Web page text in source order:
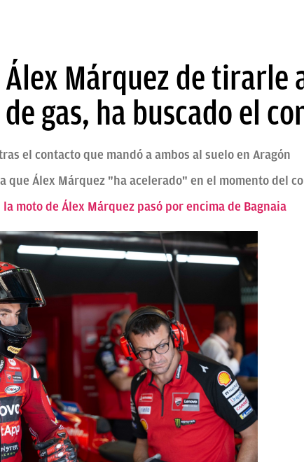
Álex Márquez de tirarle
gas, ha buscado el
el contacto que mandó a ambos al suelo en Aragón
que Álex Márquez "ha acelerado" en el momento del
moto de Álex Márquez pasó por encima de Bagnaia